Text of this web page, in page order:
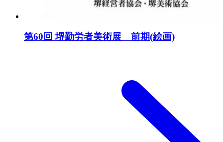
第60回 堺勤労者美術展 前期(絵画)